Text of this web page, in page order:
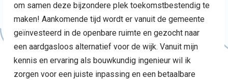
om samen deze bijzondere plek toekomstbestendig te
maken! Aankomende tijd wordt er vanuit de gemeente
geïnvesteerd in de openbare ruimte en gezocht naar
een aardgasloos alternatief voor de wijk. Vanuit mijn
kennis en ervaring als bouwkundig ingenieur wil ik
zorgen voor een juiste inpassing en een betaalbare